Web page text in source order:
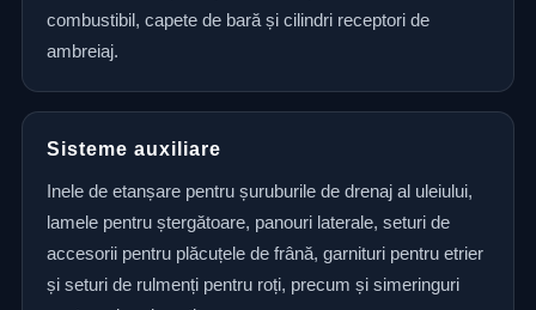
combustibil, capete de bară și cilindri receptori de
ambreiaj.
Sisteme auxiliare
Inele de etanșare pentru șuruburile de drenaj al uleiului,
lamele pentru ștergătoare, panouri laterale, seturi de
accesorii pentru plăcuțele de frână, garnituri pentru etrier
și seturi de rulmenți pentru roți, precum și simeringuri